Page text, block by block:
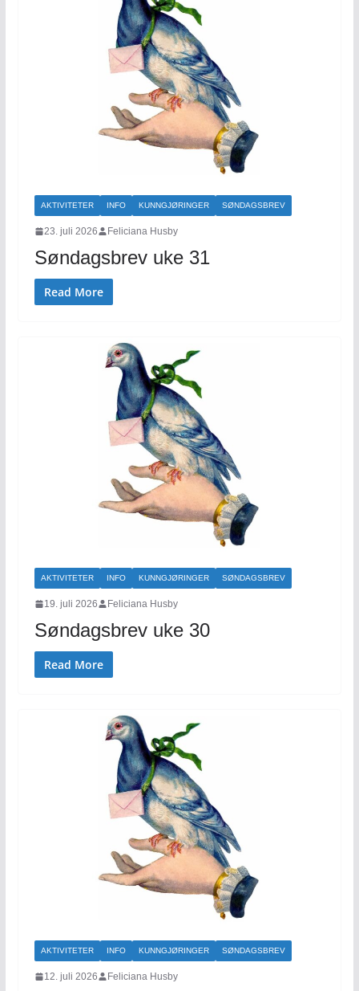
AKTIVITETER INFO KUNNGJØRINGER SØNDAGSBREV
23. juli 2026 Feliciana Husby
Søndagsbrev uke 31
Read More
AKTIVITETER INFO KUNNGJØRINGER SØNDAGSBREV
19. juli 2026 Feliciana Husby
Søndagsbrev uke 30
Read More
AKTIVITETER INFO KUNNGJØRINGER SØNDAGSBREV
12. juli 2026 Feliciana Husby